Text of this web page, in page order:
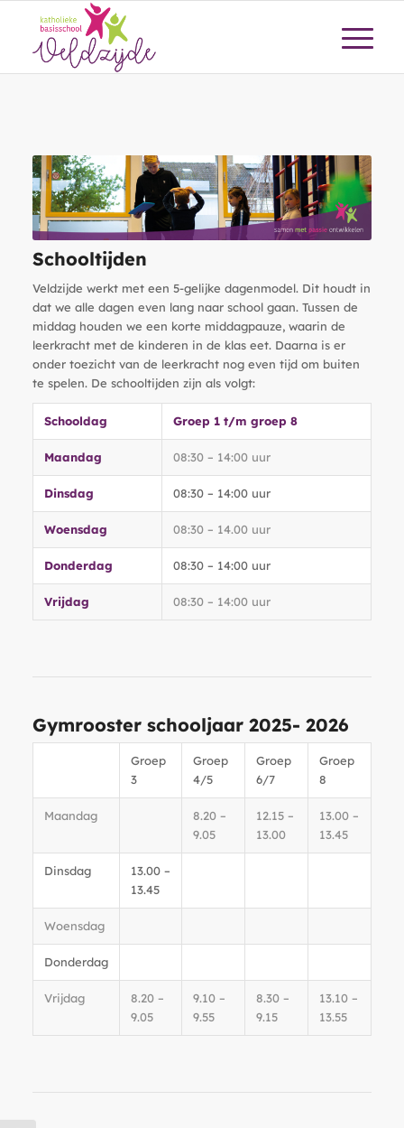
Schooltijden
Veldzijde werkt met een 5-gelijke dagenmodel. Dit houdt in
dat we alle dagen even lang naar school gaan. Tussen de
middag houden we een korte middagpauze, waarin de
leerkracht met de kinderen in de klas eet. Daarna is er
onder toezicht van de leerkracht nog even tijd om buiten
te spelen. De schooltijden zijn als volgt:
Schooldag Groep 1 t/m groep 8
Maandag 08:30 – 14:00 uur
Dinsdag 08:30 – 14:00 uur
Woensdag 08:30 – 14.00 uur
Donderdag 08:30 – 14:00 uur
Vrijdag 08:30 – 14:00 uur
Gymrooster schooljaar 2025- 2026
Groep
3
Groep
4/5
Groep
6/7
Groep
8
Maandag
8.20 –
9.05
12.15 –
13.00
13.00 –
13.45
Dinsdag
13.00 –
13.45
Woensdag
Donderdag
Vrijdag
8.20 –
9.05
9.10 –
9.55
8.30 –
9.15
13.10 –
13.55